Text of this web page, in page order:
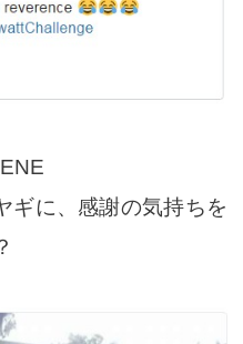
ギに、感謝の気持ちを
？